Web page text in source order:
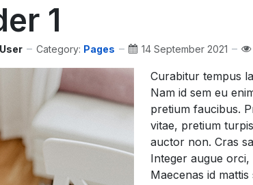
1
Category: Pages 14 September 2021
Curabitur tempus
Nam id sem eu
pretium faucibus.
vitae, pretium
auctor non. Cras
Integer augue orci,
Maecenas id